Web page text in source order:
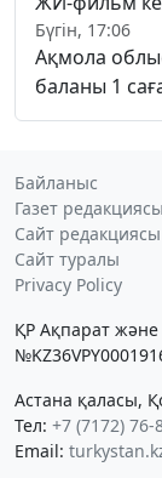
Бүгін, 17:06
Ақмола
баланы 1
Байланыс
Газет редакциясы
Сайт редакциясы
Сайт туралы
Privacy Policy
ҚР Ақпарат және
Астана қаласы,
Тел: +7 (7172) 76-
Email: